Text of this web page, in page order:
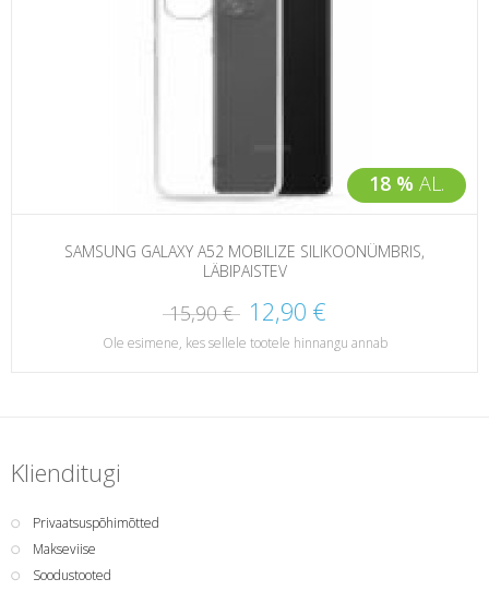
18 % AL.
SAMSUNG GALAXY A52 MOBILIZE SILIKOONÜMBRIS,
LÄBIPAISTEV
15,90 € 12,90 €
Ole esimene, kes sellele tootele hinnangu annab
Klienditugi
Privaatsuspõhimõtted
Makseviise
Soodustooted